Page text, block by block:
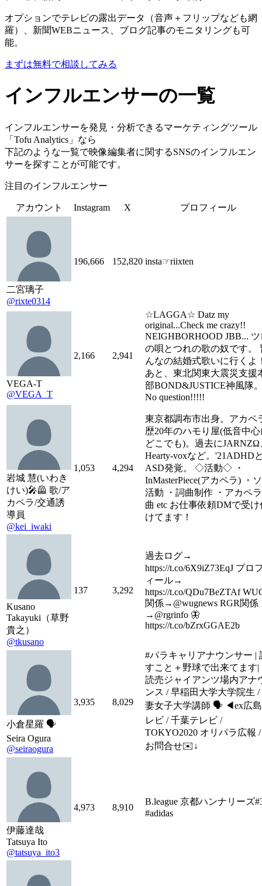
オプションでテレビの露出データ（音声＋フリップなども網
羅）、新聞WEBニュース、ブログ記事のモニタリングも可
能。
まずは無料で相談してみる
インフルエンサーの一覧
インフルエンサーを発見・分析できるマーケティングツール
「Tofu Analytics」なら
下記のような一覧で映像編集者に関するSNSのインフルエン
サーを探すことが可能です。
注目のインフルエンサー
アカウント Instagram X プロフィール
二宮璃子
@rixte0314
196,666 152,820 insta☞riixten
VEGA-T
@VEGA_T
2,166 2,941
☆LAGGA☆ Datz my
original...Check me crazy!!
NEIGHBORHOOD JBB...
の唄とつれの歌の奴です。
んなの結婚式歌いに行くよ
あと、東北関東大震災支援
部BOND&JUSTICE神風隊
No question!!!!!
岩城 慧(いわき
けい)🎤🦺 歌/ア
カペラ/交通誘
導員
@kei_iwaki
1,053 4,294
東京都調布市出身。アカペ
歴20年のハモり屋(低音中
どこでも)。過去にJARNZΩ
Hearty-voxなど。'21ADHD
ASD発覚。 ◇活動◇ ・
InMasterPiece(アカペラ) ・
活動 ・詞曲制作 ・アカペ
曲 etc お仕事依頼DMで受け
けてます！
Kusano
Takayuki（草野
貴之）
@tkusano
137 3,292
過去ログ→
https://t.co/6X9iZ73EqJ プロ
ィール→
https://t.co/QDu7BeZTAf
関係→@wugnews RGR関係
→@rgrinfo 🦋
https://t.co/bZrxGGAE2b
小倉星羅 🗣
Seira Ogura
@seiraogura
3,935 8,029
#パラキャリアナウンサー |
すこと＋野球で出来てます|
読売ジャイアンツ場内アナ
ンス / 早稲田大学大学院生 /
妻女子大学講師 🗣 ◀︎ex広
レビ / 千葉テレビ /
TOKYO2020 オリパラ広報 /
お問合せ✉️↓
伊藤達哉
Tatsuya Ito
@tatsuya_ito3
4,973 8,910
B.league 京都ハンナリーズ
#adidas